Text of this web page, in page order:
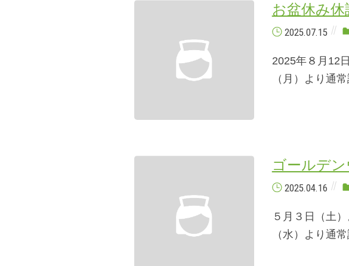
お盆休み
2025.07.15
2025年８月12
（月）より通
ゴールデ
2025.04.16
５月３日（土
（水）より通